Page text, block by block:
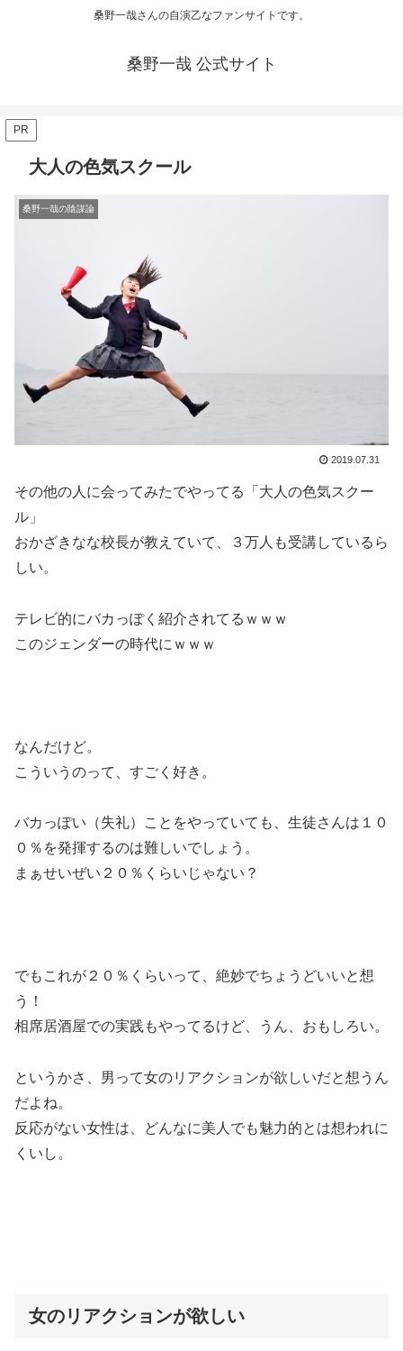
桑野一哉さんの自演乙なファンサイトです。
桑野一哉 公式サイト
PR
大人の色気スクール
桑野一哉の陰謀論
2019.07.31
その他の人に会ってみたでやってる「大人の色気スクー
ル」
おかざきなな校長が教えていて、３万人も受講しているら
しい。
テレビ的にバカっぽく紹介されてるｗｗｗ
このジェンダーの時代にｗｗｗ
なんだけど。
こういうのって、すごく好き。
バカっぽい（失礼）ことをやっていても、生徒さんは１０
０％を発揮するのは難しいでしょう。
まぁせいぜい２０％くらいじゃない？
でもこれが２０％くらいって、絶妙でちょうどいいと想
う！
相席居酒屋での実践もやってるけど、うん、おもしろい。
というかさ、男って女のリアクションが欲しいだと想うん
だよね。
反応がない女性は、どんなに美人でも魅力的とは想われに
くいし。
女のリアクションが欲しい